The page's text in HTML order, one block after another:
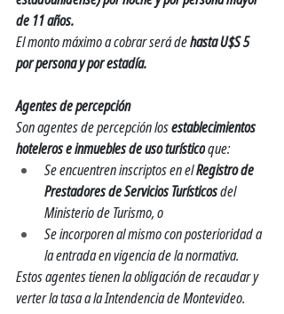
de 11 años.
El monto máximo a cobrar será de hasta U$S 5
por persona y por estadía.
Agentes de percepción
Son agentes de percepción los establecimientos
hoteleros e inmuebles de uso turístico que:
Se encuentren inscriptos en el Registro de
Prestadores de Servicios Turísticos del
Ministerio de Turismo, o
Se incorporen al mismo con posterioridad a
la entrada en vigencia de la normativa.
Estos agentes tienen la obligación de recaudar y
verter la tasa a la Intendencia de Montevideo.